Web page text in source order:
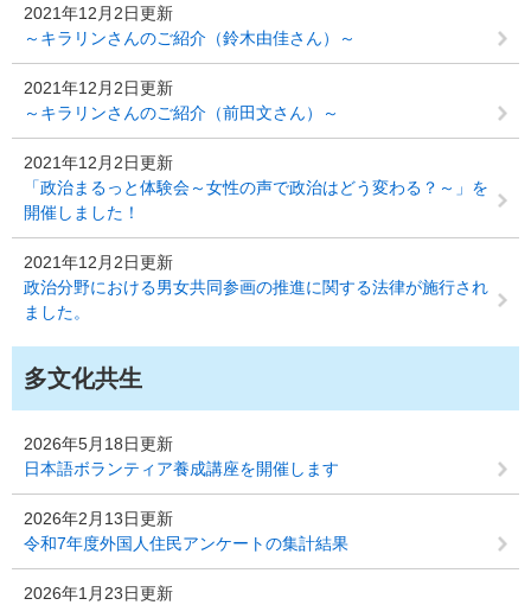
2021年12月2日更新
～キラリンさんのご紹介（鈴木由佳さん）～
2021年12月2日更新
～キラリンさんのご紹介（前田文さん）～
2021年12月2日更新
「政治まるっと体験会～女性の声で政治はどう変わる？～」を
開催しました！
2021年12月2日更新
政治分野における男女共同参画の推進に関する法律が施行され
ました。
多文化共生
2026年5月18日更新
日本語ボランティア養成講座を開催します
2026年2月13日更新
令和7年度外国人住民アンケートの集計結果
2026年1月23日更新